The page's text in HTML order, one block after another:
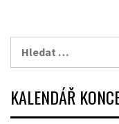
KALENDÁŘ